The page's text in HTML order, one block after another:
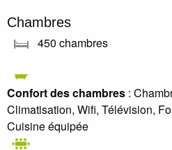
Chambres
450 chambres
Confort des chambres :
Climatisation, Wifi, Télévision,
Cuisine équipée